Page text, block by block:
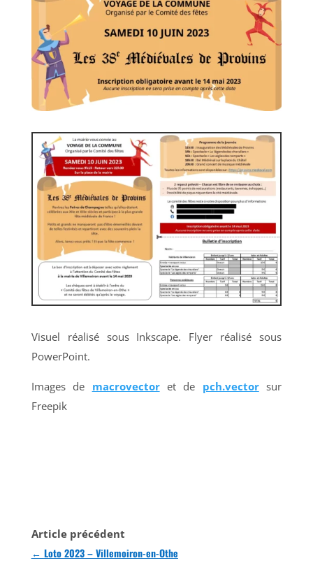
Visuel réalisé sous Inkscape. Flyer réalisé sous
PowerPoint.
Images de macrovectoret de pch.vectorsur
Freepik
Article précédent
← Loto 2023 – Villemoiron-en-Othe